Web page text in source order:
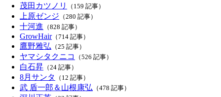
茂田カツノリ （159 記事）
上原ゼンジ （280 記事）
十河進 （828 記事）
GrowHair（714 記事）
鷹野雅弘 （25 記事）
ヤマシタクニコ （526 記事）
白石昇 （24 記事）
8月サンタ （12 記事）
武 盾一郎＆山根康弘 （478 記事）